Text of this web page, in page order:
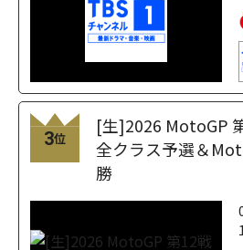
3位
[生]2026 MotoGP
全クラス予選＆
勝